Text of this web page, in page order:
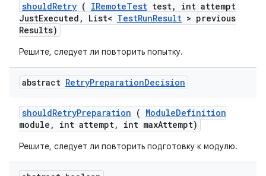
shouldRetry ( IRemoteTest test,
int attempt
JustExecuted , List< TestRunResult > previous
Results)
Решите, следует ли повторить попытку.
abstract RetryPreparationDecision
shouldRetryPreparation ( ModuleDefinition
module , int attempt, int maxAttempt)
Решите, следует ли повторить подготовку к модулю.